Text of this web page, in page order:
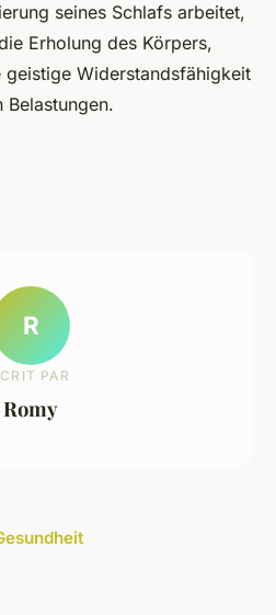
seines Schlafs arbeitet,
Erholung des Körpers,
Widerstandsfähigkeit
R
PAR
Romy